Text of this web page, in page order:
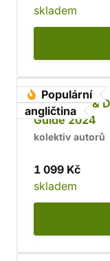
skladem
Populární
angličtina
Dungeons &
Guide 2024
kolektiv autorů
1 099 Kč
skladem